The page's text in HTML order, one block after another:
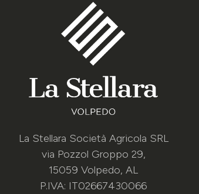
La Stellara Società Agricola SRL
via Pozzol Groppo 29,
15059 Volpedo, AL
P.IVA: IT02667430066